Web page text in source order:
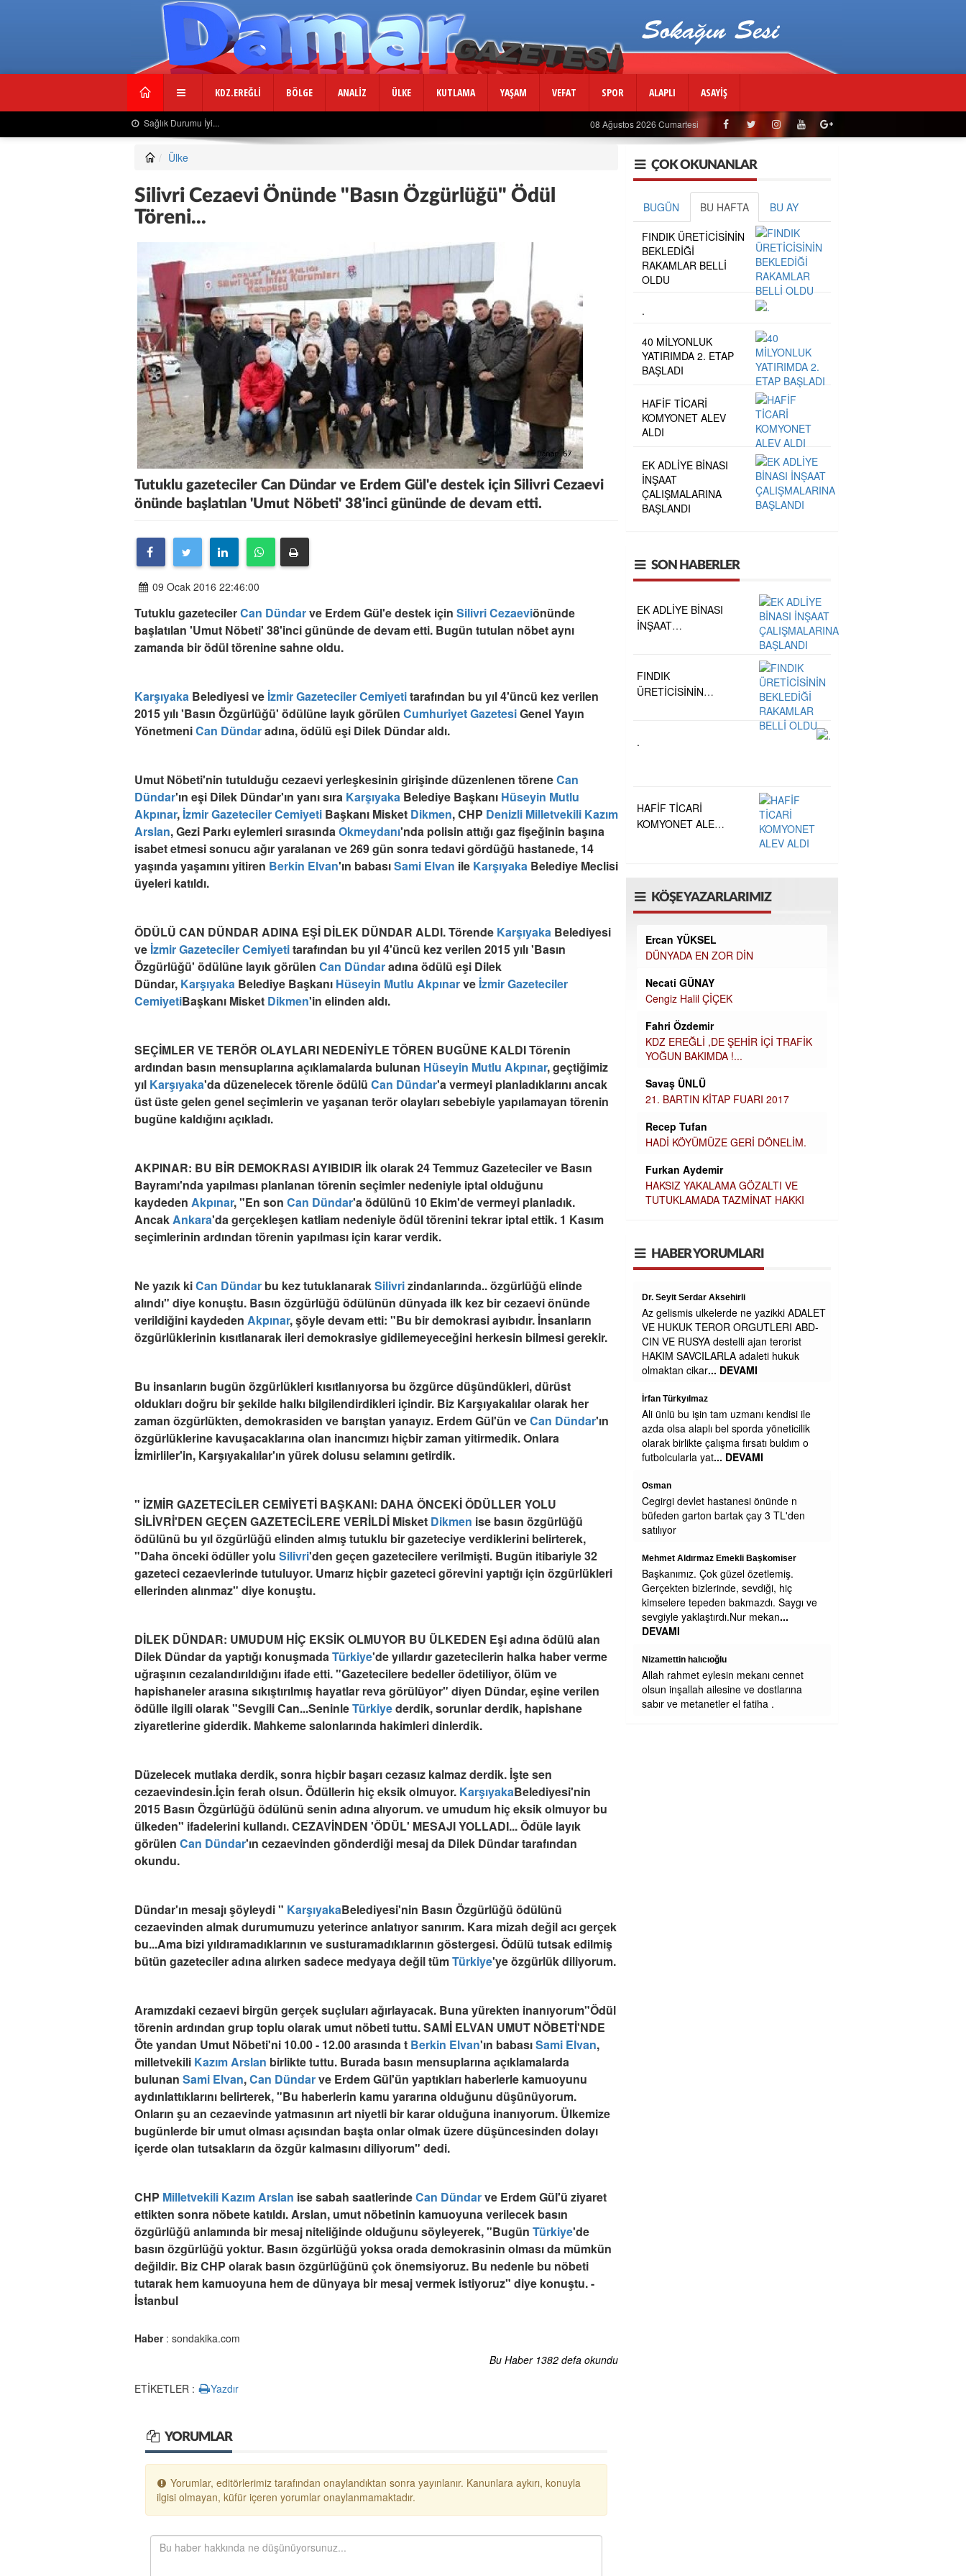
KDZ.EREĞLİ BÖLGE ANALİZ ÜLKE KUTLAMA YAŞAM VEFAT SPOR ALAPLI ASAYİŞ
Usta Gazeteciden Sevindiren Haber.... 08 Ağustos 2026 Cumartesi
Ülke
Silivri Cezaevi Önünde "Basın Özgürlüğü" Ödül
Töreni...
Tutuklu gazeteciler Can Dündar ve Erdem Gül'e destek için Silivri Cezaevi
önünde başlatılan 'Umut Nöbeti' 38'inci gününde de devam etti.
09 Ocak 2016 22:46:00
Tutuklu gazetecilerCan Dündarve Erdem Gül'e destek için Silivri Cezaeviönünde
başlatılan 'Umut Nöbeti' 38'inci gününde de devam etti. Bugün tutulan nöbet aynı
zamanda bir ödül törenine sahne oldu.
Karşıyaka Belediyesi ve İzmirGazeteciler Cemiyetitarafından bu yıl 4'üncü kez verilen
2015 yılı 'Basın Özgürlüğü' ödülüne layık görülen Cumhuriyet GazetesiGenel Yayın
YönetmeniCan Dündaradına, ödülü eşi Dilek Dündar aldı.
Umut Nöbeti'nin tutulduğu cezaevi yerleşkesinin girişinde düzenlenen töreneCan
Dündar'ın eşi Dilek Dündar'ın yanı sıra Karşıyaka Belediye Başkanı Hüseyin Mutlu
Akpınar, İzmirGazeteciler Cemiyeti Başkanı Misket Dikmen, CHP Denizli Milletvekili Kazım
Arslan, Gezi Parkı eylemleri sırasındaOkmeydanı'nda polisin attığı gaz fişeğinin başına
isabet etmesi sonucu ağır yaralanan ve 269 gün sonra tedavi gördüğü hastanede, 14
yaşında yaşamını yitiren Berkin Elvan'ın babasıSami Elvan ile Karşıyaka Belediye Meclisi
üyeleri katıldı.
ÖDÜLÜ CAN DÜNDAR ADINA EŞİ DİLEK DÜNDAR ALDI. Törende Karşıyaka Belediyesi
ve İzmirGazeteciler Cemiyetitarafından bu yıl 4'üncü kez verilen 2015 yılı 'Basın
Özgürlüğü' ödülüne layık görülen Can Dündaradına ödülü eşi Dilek
Dündar, Karşıyaka Belediye Başkanı Hüseyin Mutlu Akpınarve İzmirGazeteciler
CemiyetiBaşkanı Misket Dikmen'in elinden aldı.
SEÇİMLER VE TERÖR OLAYLARI NEDENİYLE TÖREN BUGÜNE KALDI Törenin
ardından basın mensuplarına açıklamalarda bulunan Hüseyin Mutlu Akpınar, geçtiğimiz
yıl Karşıyaka'da düzenelecek törenle ödülü Can Dündar'a vermeyi planladıklarını ancak
üst üste gelen genel seçimlerin ve yaşanan terör olayları sebebiyle yapılamayan törenin
bugüne kaldığını açıkladı.
AKPINAR: BU BİR DEMOKRASI AYIBIDIR İlk olarak 24 Temmuz Gazeteciler ve Basın
Bayramı'nda yapılması planlanan törenin seçimler nedeniyle iptal olduğunu
kaydeden Akpınar, "En son Can Dündar'a ödülünü 10 Ekim'de vermeyi planladık.
AncakAnkara'da gerçekleşen katliam nedeniyle ödül törenini tekrar iptal ettik. 1 Kasım
seçimlerinin ardından törenin yapılması için karar verdik.
Ne yazık kiCan Dündar bu kez tutuklanarakSilivrizindanlarında.. özgürlüğü elinde
alındı" diye konuştu. Basın özgürlüğü ödülünün dünyada ilk kez bir cezaevi önünde
verildiğini kaydeden Akpınar, şöyle devam etti: "Bu bir demokrasi ayıbıdır. İnsanların
özgürlüklerinin kısıtlanarak ileri demokrasiye gidilemeyeceğini herkesin bilmesi gerekir.
Bu insanların bugün özgürlükleri kısıtlanıyorsa bu özgürce düşündükleri, dürüst
oldukları doğru bir şekilde halkı bilgilendirdikleri içindir. Biz Karşıyakalılar olarak her
zaman özgürlükten, demokrasiden ve barıştan yanayız. Erdem Gül'ün veCan Dündar'ın
özgürlüklerine kavuşacaklarına olan inancımızı hiçbir zaman yitirmedik. Onlara
İzmirliler'in, Karşıyakalılar'ın yürek dolusu selamını getirdik.
" İZMİR GAZETECİLER CEMİYETİ BAŞKANI: DAHA ÖNCEKİ ÖDÜLLER YOLU
SİLİVRİ'DEN GEÇEN GAZETECİLERE VERİLDİ Misket Dikmen ise basın özgürlüğü
ödülünü bu yıl özgürlüğü elinden almış tutuklu bir gazeteciye verdiklerini belirterek,
"Daha önceki ödüller yolu Silivri'den geçen gazetecilere verilmişti. Bugün itibariyle 32
gazeteci cezaevlerinde tutuluyor. Umarız hiçbir gazeteci görevini yaptığı için özgürlükleri
ellerinden alınmaz" diye konuştu.
DİLEK DÜNDAR: UMUDUM HİÇ EKSİK OLMUYOR BU ÜLKEDEN Eşi adına ödülü alan
Dilek Dündar da yaptığı konuşmadaTürkiye'de yıllardır gazetecilerin halka haber verme
uğraşının cezalandırıldığını ifade etti. "Gazetecilere bedeller ödetiliyor, ölüm ve
hapishaneler arasına sıkıştırılmış hayatlar reva görülüyor" diyen Dündar, eşine verilen
ödülle ilgili olarak "Sevgili Can...SeninleTürkiyederdik, sorunlar derdik, hapishane
ziyaretlerine giderdik. Mahkeme salonlarında hakimleri dinlerdik.
Düzelecek mutlaka derdik, sonra hiçbir başarı cezasız kalmaz derdik. İşte sen
cezaevindesin.İçin ferah olsun. Ödüllerin hiç eksik olmuyor. KarşıyakaBelediyesi'nin
2015 Basın Özgürlüğü ödülünü senin adına alıyorum. ve umudum hiç eksik olmuyor bu
ülkeden" ifadelerini kullandı. CEZAVİNDEN 'ÖDÜL' MESAJI YOLLADI... Ödüle layık
görülen Can Dündar'ın cezaevinden gönderdiği mesaj da Dilek Dündar tarafından
okundu.
Dündar'ın mesajı şöyleydi " KarşıyakaBelediyesi'nin Basın Özgürlüğü ödülünü
cezaevinden almak durumumuzu yeterince anlatıyor sanırım. Kara mizah değil acı gerçek
bu...Ama bizi yıldıramadıklarının ve susturamadıklarının göstergesi. Ödülü tutsak edilmiş
bütün gazeteciler adına alırken sadece medyaya değil tümTürkiye'ye özgürlük diliyorum.
Aramızdaki cezaevi birgün gerçek suçluları ağırlayacak. Buna yürekten inanıyorum"Ödül
törenin ardından grup toplu olarak umut nöbeti tuttu. SAMİ ELVAN UMUT NÖBETİ'NDE
Öte yandan Umut Nöbeti'ni 10.00 - 12.00 arasında t Berkin Elvan'ın babasıSami Elvan,
milletvekili Kazım Arslan birlikte tuttu. Burada basın mensuplarına açıklamalarda
bulunan Sami Elvan,Can Dündarve Erdem Gül'ün yaptıkları haberlerle kamuoyunu
aydınlattıklarını belirterek, "Bu haberlerin kamu yararına olduğunu düşünüyorum.
Onların şu an cezaevinde yatmasının art niyetli bir karar olduğuna inanıyorum. Ülkemize
bugünlerde bir umut olması açısından başta onlar olmak üzere düşüncesinden dolayı
içerde olan tutsakların da özgür kalmasını diliyorum" dedi.
CHP Milletvekili Kazım Arslan ise sabah saatlerindeCan Dündarve Erdem Gül'ü ziyaret
ettikten sonra nöbete katıldı. Arslan, umut nöbetinin kamuoyuna verilecek basın
özgürlüğü anlamında bir mesaj niteliğinde olduğunu söyleyerek, "Bugün Türkiye'de
basın özgürlüğü yoktur. Basın özgürlüğü yoksa orada demokrasinin olması da mümkün
değildir. Biz CHP olarak basın özgürlüğünü çok önemsiyoruz. Bu nedenle bu nöbeti
tutarak hem kamuoyuna hem de dünyaya bir mesaj vermek istiyoruz" diye konuştu. -
İstanbul
Haber: sondakika.com
Bu Haber 1382 defa okundu
ETİKETLER :
Yazdır
YORUMLAR
Yorumlar, editörlerimiz tarafından onaylandıktan sonra yayınlanır. Kanunlara aykırı, konuyla
ilgisi olmayan, küfür içeren yorumlar onaylanmamaktadır.
ÇOK OKUNANLAR
BUGÜN BU HAFTA BU AY
FINDIK ÜRETİCİSİNİN
BEKLEDİĞİ
RAKAMLAR BELLİ
OLDU
.
40 MİLYONLUK
YATIRIMDA 2. ETAP
BAŞLADI
HAFİF TİCARİ
KOMYONET ALEV
ALDI
EK ADLİYE BİNASI
İNŞAAT
ÇALIŞMALARINA
BAŞLANDI
SON HABERLER
EK ADLİYE BİNASI
İNŞAAT
FINDIK
ÜRETİCİSİNİN
.
HAFİF TİCARİ
KOMYONET ALEV
KÖŞE YAZARLARIMIZ
Ercan YÜKSEL
DÜNYADA EN ZOR DİN
Necati GÜNAY
Cengiz Halil ÇİÇEK
Fahri Özdemir
KDZ EREĞLİ ,DE ŞEHİR İÇİ TRAFİK
YOĞUN BAKIMDA !...
Savaş ÜNLÜ
21. BARTIN KİTAP FUARI 2017
Recep Tufan
HADİ KÖYÜMÜZE GERİ DÖNELİM.
Furkan Aydemir
HAKSIZ YAKALAMA GÖZALTI VE
TUTUKLAMADA TAZMİNAT HAKKI
HABER YORUMLARI
Dr. Seyit Serdar Aksehirli
Az gelismis ulkelerde ne yazikki ADALET
VE HUKUK TEROR ORGUTLERI ABD-
CIN VE RUSYA destelli ajan terorist
İrfan Türkyılmaz
Ali ünlü bu işin tam uzmanı kendisi ile
azda olsa alaplı bel sporda yöneticilik
olarak birlikte çalışma fırsatı buldım o
futbolcularla yat
Cegirgi devlet hastanesi önünde n
büfeden garton bartak çay 3 TL'den
satılıyor
Mehmet Aldırmaz Emekli Başkomiser
Başkanımız. Çok güzel özetlemiş.
Nizamettin halıcıoğlu
Allah rahmet eylesin mekanı cennet
olsun inşallah ailesine ve dostlarına
sabır ve metanetler el fatiha .
Zavallı işçi
Maaşa gelince Afrika baz aliniyor
Figen alkan
Çok zengin olursunuz belki engeliden ne
isdiyosunuz
Mustafa
Belediyede para yokmu niye sağa sola
yalvariyorlar
Zeynep Erdoğan
Kesinlikle yenmiyor.
Cengiz GÜZEL
Teşekkürler Efsane Başkanım . Secim
Eregli Halkı Seni Cok Seviyoruz Pazar
yerinde Sarılınca 1.2.3... DEVAMI